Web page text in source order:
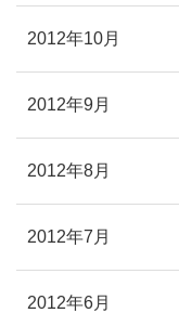
2012年10月
2012年9月
2012年8月
2012年7月
2012年6月